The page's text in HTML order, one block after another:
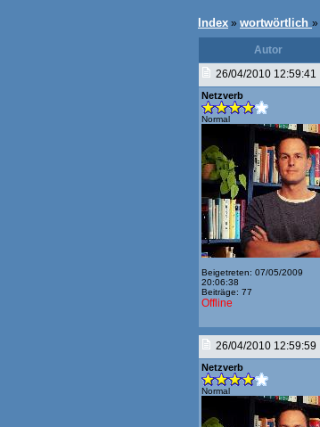
Index » wortwörtlich »
Autor
26/04/2010 12:59:41
Netzverb
Normal
Beigetreten: 07/05/2009
20:06:38
Beiträge: 77
Offline
26/04/2010 12:59:59
Netzverb
Normal